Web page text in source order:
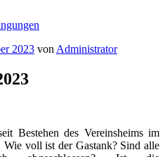
2023 von Administrator
Bestehen des Vereinsheims im
voll ist der Gastank? Sind alle